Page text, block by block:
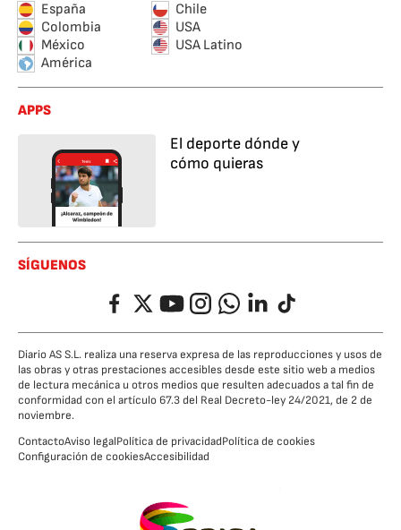
España
Chile
Colombia
USA
México
USA Latino
América
APPS
El deporte dónde y
cómo quieras
SÍGUENOS
FacebookTwitterYouTubeInstagramWhatsappLinkedIn
TikTok
Diario AS S.L. realiza una reserva expresa de las reproducciones y usos de
las obras y otras prestaciones accesibles desde este sitio web a medios
de lectura mecánica u otros medios que resulten adecuados a tal fin de
conformidad con el artículo 67.3 del Real Decreto-ley 24/2021, de 2 de
noviembre.
ContactoAviso legalPolítica de privacidadPolítica de cookies
Configuración de cookiesAccesibilidad